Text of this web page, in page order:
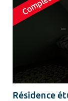
Résidence